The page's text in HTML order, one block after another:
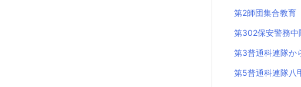
第2師団集合教育
第302保安警務中
第3普通科連隊か
第5普通科連隊八